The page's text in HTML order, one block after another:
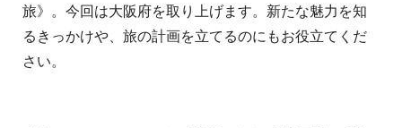
旅》。今回は大阪府を取り上げます。新たな魅力を知
るきっかけや、旅の計画を立てるのにもお役立てくだ
さい。